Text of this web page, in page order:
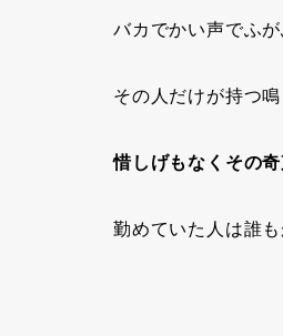
バカでかい声でふ
その人だけが持つ
惜しげもなくその
勤めていた人は誰